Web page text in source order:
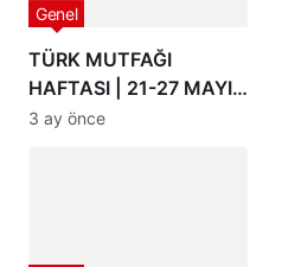
TÜRK MUTFAĞI
HAFTASI | 21-27 MAYIS
2026
Genel
3 ay önce